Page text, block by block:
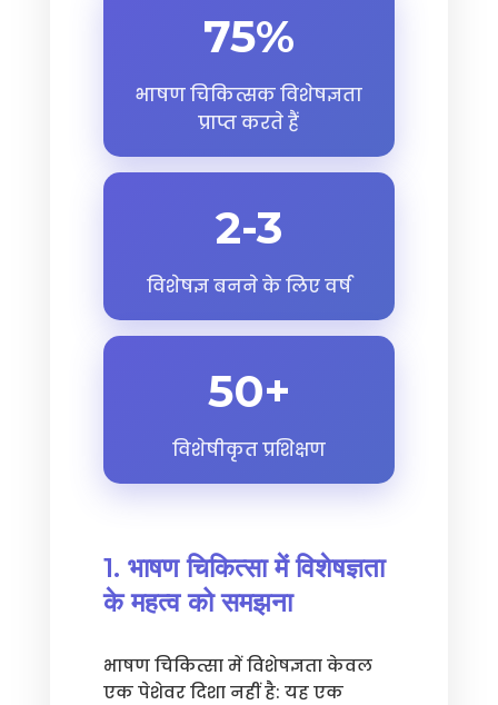
75%
भाषण चिकित्सक विशेषज्ञता
प्राप्त करते हैं
2-3
विशेषज्ञ बनने के लिए वर्ष
50+
विशेषीकृत प्रशिक्षण
1. भाषण चिकित्सा में विशेषज्ञता
के महत्व को समझना
भाषण चिकित्सा में विशेषज्ञता केवल
एक पेशेवर दिशा नहीं है: यह एक